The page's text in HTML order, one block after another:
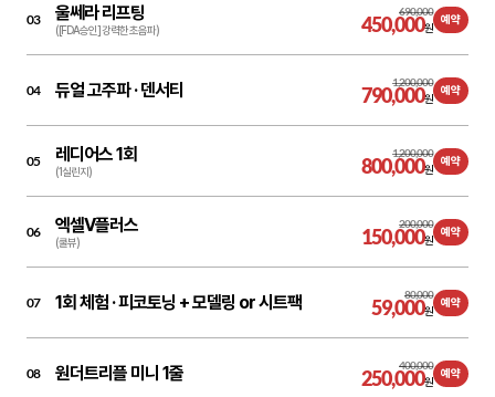
03 울쎄라 리프팅
([FDA승인] 강력한 초음파)
690,000
450,000원
예약
04 듀얼 고주파 ·덴서티 1,200,000
790,000원
예약
05 레디어스 1회
(1실린지)
1,200,000
800,000원
예약
06 엑셀V플러스
(쿨뷰)
200,000
150,000원
예약
07 1회 체험 ·피코토닝 + 모델링 or 시트팩 80,000
59,000원
예약
08 원더트리플 미니 1줄 400,000
250,000원
예약